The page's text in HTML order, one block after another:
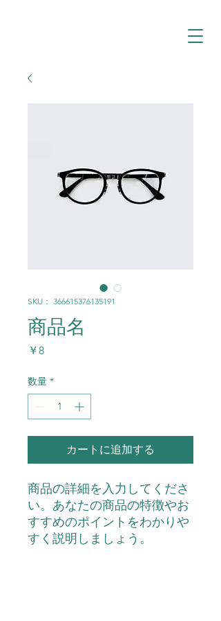
SKU： 366615376135191
商品名
￥8価
数量 *
カートに追加する
商品の詳細を入力してくださ
い。あなたの商品の特徴やお
すすめのポイントをわかりや
すく説明しましょう。